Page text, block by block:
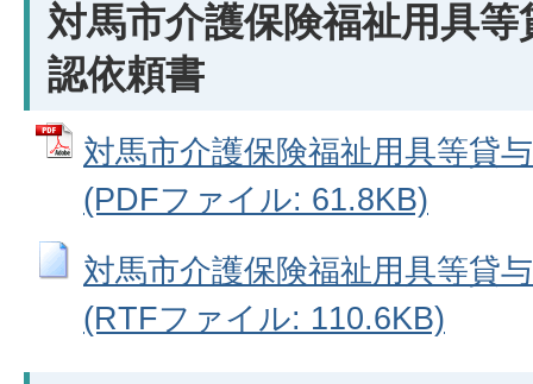
対馬市介護保険福祉用具
認依頼書
対馬市介護保険福祉用具等貸
(PDFファイル: 61.8KB)
対馬市介護保険福祉用具等貸
(RTFファイル: 110.6KB)